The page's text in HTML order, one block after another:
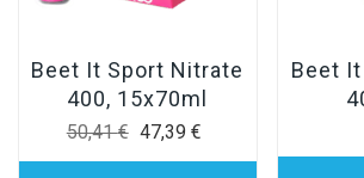
Beet It Sport Nitrate
400, 15x70ml
50,41€ Original
price
47,39€
τρέχουσα
Beet